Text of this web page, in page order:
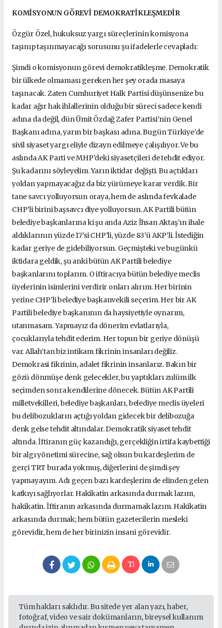
KOMİSYONUN GÖREVİ DEMOKRATİKLEŞMEDİR
Özgür Özel, hukuksuz yargı süreçlerinin komisyona
taşınıp taşınmayacağı sorusunu şu ifadelerle cevapladı:
Şimdi o komisyonun görevi demokratikleşme. Demokratik
bir ülkede olmaması gereken her şey orada masaya
taşınacak. Zaten Cumhuriyet Halk Partisi düşünsenize bu
kadar ağır hak ihlallerinin olduğu bir süreci sadece kendi
adına da değil, dün Ümit Özdağ Zafer Partisi’nin Genel
Başkanı adına, yarın bir başkası adına. Bugün Türkiye’de
sivil siyaset yargı eliyle dizayn edilmeye çalışılıyor. Ve bu
aslında AK Parti ve MHP’deki siyasetçileri de tehdit ediyor.
Şu kadarını söyleyelim. Yarın iktidar değişti. Bu açtıkları
yoldan yapmayacağız da biz yürümeye karar verdik. Bir
tane savcı yolluyorsun oraya, hem de aslında fevkalade
CHP’li birini başsavcı diye yolluyorsun. AK Partili bütün
belediye başkanlarına ki şu anda Aziz İhsan Aktaş’ın ihale
aldıklarının yüzde 17’si CHP’li, yüzde 83’ü AKP’li. İstediğin
kadar geriye de gidebiliyorsun. Geçmişteki ve bugünkü
iktidara geldik, şu anki bütün AK Partili belediye
başkanlarını toplarım. O iftiracıya bütün belediye meclis
üyelerinin isimlerini verdirir onları alırım. Her birinin
yerine CHP’li belediye başkanvekili seçerim. Her bir AK
Partili belediye başkanının da haysiyetiyle oynarım,
utanmasam. Yapmayız da dönerim evlatlarıyla,
çocuklarıyla tehdit ederim. Her topun bir geriye dönüşü
var. Allah’tan biz intikam fikrinin insanları değiliz.
Demokrasi fikrinin, adalet fikrinin insanlarız. Bakın bir
gözü dönmüşe denk gelecekler, bu yaptıkları zulüm ilk
seçimden sonra kendilerine dönecek. Bütün AK Partili
milletvekilleri, belediye başkanları, belediye meclis üyeleri
bu delibozukların açtığı yoldan gidecek bir delibozuğa
denk gelse tehdit altındalar. Demokratik siyaset tehdit
altında. İftiranın güç kazandığı, gerçekliğin irtifa kaybettiği
bir algı yönetimi sürecine, sağ olsun bu kardeşlerim de
gerçi TRT burada yokmuş, diğerlerini de şimdi şey
yapmayayım. Adı geçen bazı kardeşlerim de elinden gelen
katkıyı sağlıyorlar. Hakikatin arkasında durmak lazım,
hakikatin. İftiranın arkasında durmamak lazım. Hakikatin
arkasında durmak; hem bütün gazetecilerin mesleki
görevidir, hem de her birinizin insani görevidir.
Tüm hakları saklıdır. Bu sitede yer alan yazı, haber,
fotoğraf, video ve sair dokümanların, bireysel kullanım